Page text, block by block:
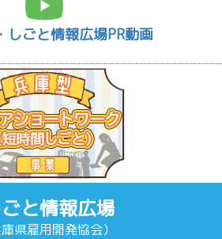
しごと情報広場PR動画
と情報広場
県雇用開発協会）